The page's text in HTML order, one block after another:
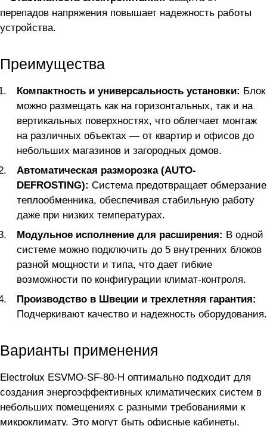
перепадов напряжения повышает надежность работы
устройства.
Преимущества
Компактность и универсальность установки: Блок
можно размещать как на горизонтальных, так и на
вертикальных поверхностях, что облегчает монтаж
на различных объектах — от квартир и офисов до
небольших магазинов и загородных домов.
Автоматическая разморозка (AUTO-
DEFROSTING): Система предотвращает обмерзание
теплообменника, обеспечивая стабильную работу
даже при низких температурах.
Модульное исполнение для расширения: В одной
системе можно подключить до 5 внутренних блоков
разной мощности и типа, что дает гибкие
возможности по конфигурации климат-контроля.
Производство в Швеции и трехлетняя гарантия:
Подчеркивают качество и надежность оборудования.
Варианты применения
Electrolux ESVMO-SF-80-H оптимально подходит для
создания энергоэффективных климатических систем в
небольших помещениях с разными требованиями к
микроклимату. Это могут быть офисные кабинеты,